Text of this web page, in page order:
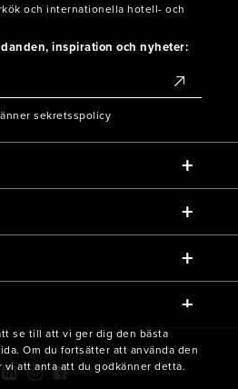
och internationella hotell- och
inspiration och nyheter:
sekretsspolicy
se till att vi ger dig den bästa
Om du fortsätter att använda den
vi att anta att du godkänner detta.